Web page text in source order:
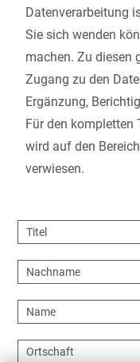
Datenverarbeitung
Sie sich wenden
machen. Zu diesen
Zugang zu den
Ergänzung,
Für den kompletten
wird auf den Bereich
verwiesen.
Titel
Nachname
Name
Ortschaft